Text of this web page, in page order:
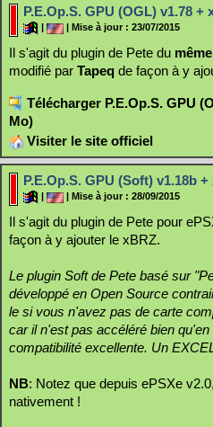
P.E.Op.S. GPU (OGL) v1.78 +
| Mise à jour : 23/07/2015
Il s'agit du plugin de Pete du
modifié par Tapeq de façon à y
Télécharger P.E.Op.S. GPU
Mo)
Visiter le site officiel
P.E.Op.S. GPU (Soft) v1.18b +
| Mise à jour : 28/09/2015
Il s'agit du plugin de Pete pour
façon à y ajouter le xBRZ.
Le plugin Soft de Pete basé sur
développé en Open Source
le si vous n'avez pas de carte
car il n'est pas accéléré bien
compatibilité excellente. Un
NB: Notez que depuis ePSXe
nativement !